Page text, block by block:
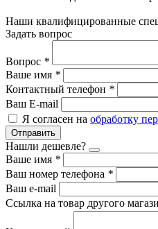
Наши квалифицированные
Задать вопрос
Вопрос *
Ваше имя *
Контактный телефон *
Ваш E-mail
Я согласен на обработку
Отправить
Нашли дешевле?
Ваше имя *
Ваш номер телефона *
Ваш e-mail
Ссылка на товар другого